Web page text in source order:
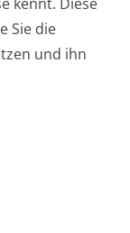
Sie die
und ihn